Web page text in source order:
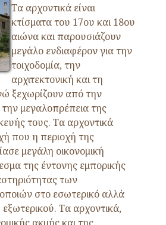
Τα αρχοντικά είναι
κτίσματα του 17ου και 18ου
αιώνα και παρουσιάζουν
μεγάλο ενδιαφέρον για την
τοιχοδομία, την
αρχιτεκτονική και τη
ξεχωρίζουν από την
την μεγαλοπρέπεια της
τους. Τα αρχοντικά
που η περιοχή της
μεγάλη οικονομική
της έντονης εμπορικής
των
στο εσωτερικό αλλά
εξωτερικού. Τα αρχοντικά,